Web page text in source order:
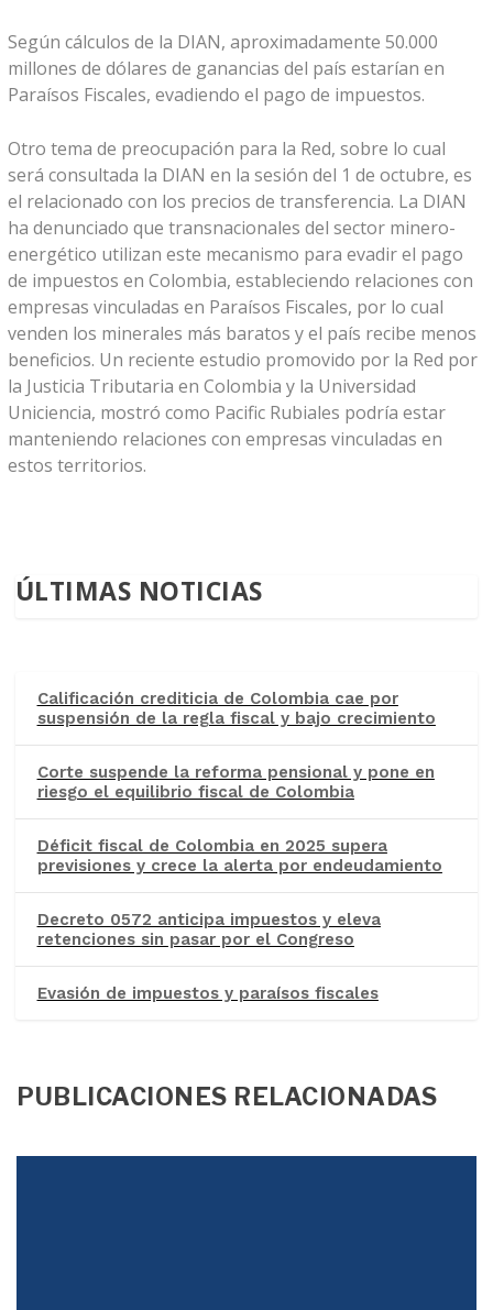
Según cálculos de la DIAN, aproximadamente 50.000
millones de dólares de ganancias del país estarían en
Paraísos Fiscales, evadiendo el pago de impuestos.
Otro tema de preocupación para la Red, sobre lo cual
será consultada la DIAN en la sesión del 1 de octubre, es
el relacionado con los precios de transferencia. La DIAN
ha denunciado que transnacionales del sector minero-
energético utilizan este mecanismo para evadir el pago
de impuestos en Colombia, estableciendo relaciones con
empresas vinculadas en Paraísos Fiscales, por lo cual
venden los minerales más baratos y el país recibe menos
beneficios. Un reciente estudio promovido por la Red por
la Justicia Tributaria en Colombia y la Universidad
Uniciencia, mostró como Pacific Rubiales podría estar
manteniendo relaciones con empresas vinculadas en
estos territorios.
ÚLTIMAS NOTICIAS
Calificación crediticia de Colombia cae por
suspensión de la regla fiscal y bajo crecimiento
Corte suspende la reforma pensional y pone en
riesgo el equilibrio fiscal de Colombia
Déficit fiscal de Colombia en 2025 supera
previsiones y crece la alerta por endeudamiento
Decreto 0572 anticipa impuestos y eleva
retenciones sin pasar por el Congreso
Evasión de impuestos y paraísos fiscales
PUBLICACIONES RELACIONADAS